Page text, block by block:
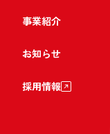
事業紹介
お知らせ
採用情報